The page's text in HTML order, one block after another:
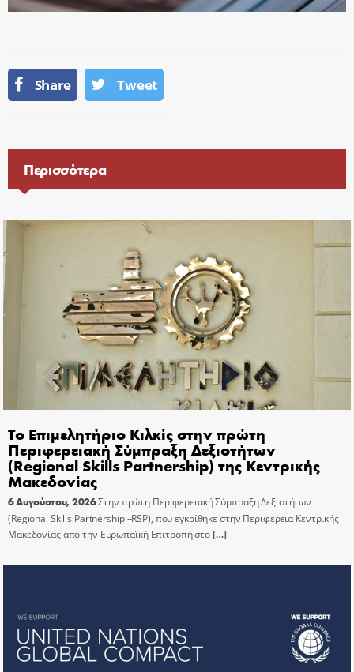
Share Tweet
Περισσότερα
Το Επιμελητήριο Κιλκίς στην πρώτη
Περιφερειακή Σύμπραξη Δεξιοτήτων
(Regional Skills Partnership) της Κεντρικής
Μακεδονίας
6 Αυγούστου, 2026Στην πρώτη Περιφερειακή Σύμπραξη Δεξιοτήτων
(Regional Skills Partnership –RSP), που εγκρίθηκε στην Περιφέρεια Κεντρικής
Μακεδονίας από την Ευρωπαϊκή Επιτροπή στο[…]